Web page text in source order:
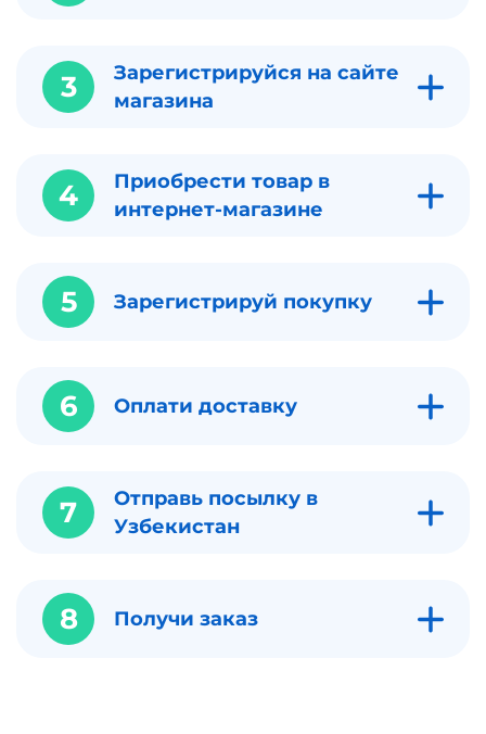
3
Зарегистрируйся на сайте
магазина
4
Приобрести товар в
интернет-магазине
5 Зарегистрируй покупку
6 Оплати доставку
7
Отправь посылку в
Узбекистан
8 Получи заказ